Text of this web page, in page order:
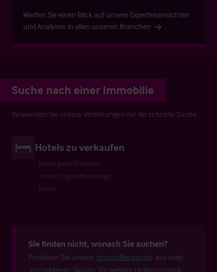
Werfen Sie einen Blick auf unsere Expertenansichten
und Analysen in allen unseren Branchen
Suche nach einer Immobilie
Verwenden Sie unsere Verlinkungen für die schnelle Suche.
Hotels zu verkaufen
Hotel garni/Pension
Hostel/Jugendherberge
Hotel
Sie finden nicht, wonach Sie suchen?
Probieren Sie unsere Immobiliensuche aus oder
kontaktieren Sie uns für weitere Unterstützung.